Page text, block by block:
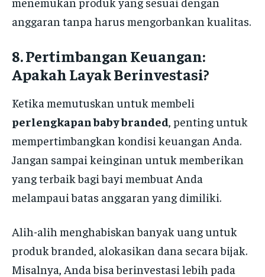
anggaran tanpa harus mengorbankan kualitas.
8.Pertimbangan Keuangan:
Apakah Layak Berinvestasi?
Ketika memutuskan untuk membeli
perlengkapan baby branded , penting untuk
mempertimbangkan kondisi keuangan Anda.
Jangan sampai keinginan untuk memberikan
yang terbaik bagi bayi membuat Anda
melampaui batas anggaran yang dimiliki.
Alih-alih menghabiskan banyak uang untuk
produk branded, alokasikan dana secara bijak.
Misalnya, Anda bisa berinvestasi lebih pada